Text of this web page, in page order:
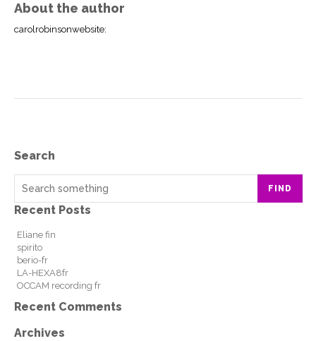
About the author
carolrobinsonwebsite:
Search
FIND
Recent Posts
Eliane fin
spirito
berio-fr
LA-HEXA8fr
OCCAM recording fr
Recent Comments
Archives